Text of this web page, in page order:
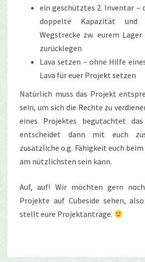
ein geschütztes 2. Inventar –
doppelte Kapazität und
Wegstrecke zw. eurem
zurücklegen
Lava setzen – ohne Hilfe
Lava für euer Projekt setzen
Natürlich muss das Projekt
sein, um sich die Rechte zu
eines Projektes begutachtet
entscheidet dann mit euch
zusätzliche o.g. Fähigkeit euch
am nützlichsten sein kann.
Auf, auf! Wir möchten gern
Projekte auf Cubeside sehen,
stellt eure Projektanträge.